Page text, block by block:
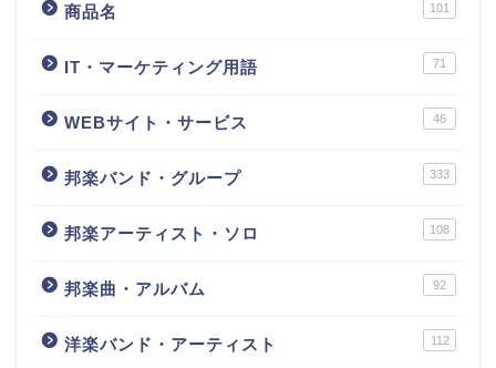
商品名 101
IT・マーケティング用語 71
WEBサイト・サービス 46
邦楽バンド・グループ 333
邦楽アーティスト・ソロ 108
邦楽曲・アルバム 92
洋楽バンド・アーティスト 112